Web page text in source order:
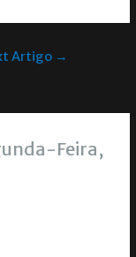
Artigo →
Feira,